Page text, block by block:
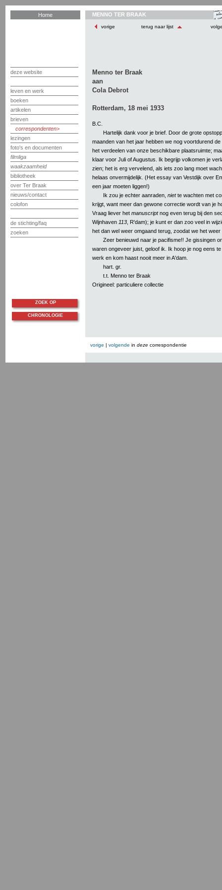
Home
deze website
leven en werk
boeken
artikelen
brieven
correspondenten
lezingen
foto's en documenten
filmliga
waakzaamheid
bibliotheek
over Ter Braak
nieuws/contact
colofon
de stichting/faq
zoeken
MENNO TER BRAAK
vorige terug naar lijst
Menno ter Braak
aan
Cola Debrot
Rotterdam, 18 mei 1933
B.C.
Hartelijk dank voor je brief. Door de grote
maanden van het jaar hebben we nog voortdurend
het verdeelen van onze beschikbare plaatsruimte;
klaar voor Juli of Augustus. Ik begrijp volkomen je
zien; het is erg vervelend, als iets zoo lang moet
helaas onvermijdelijk. (Het essay van Vestdijk over
een jaar moeten liggen!)
Ik zou je echter aanraden, niette wachten met
krijgt, want meer dan gewone correctie wordt van je
Vraag liever het manuscriptnog even terug bij den
Wijnhaven 113 , R'dam); je kunt er dan zoo veel in
het dan wel weer omgaand terug, zoodat we het
Zeer benieuwd naar je pacifisme!! Je gissingen
waren ongeveer juist, geloof ik. Ik hoop je nog eens
werk en kom haast nooit meer in A'dam.
hart. gr.
t.t. Menno ter Braak
Origineel: particuliere collectie
vorige | volgende in deze correspondentie
ZOEK OP
CHRONOLOGIE